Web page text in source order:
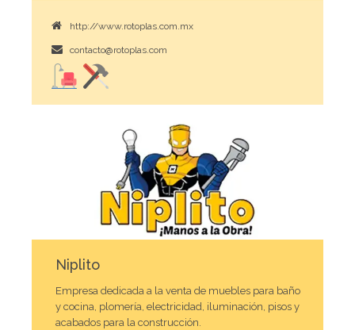
http://www.rotoplas.com.mx
contacto@rotoplas.com
Niplito
Empresa dedicada a la venta de muebles para baño
y cocina, plomería, electricidad, iluminación, pisos y
acabados para la construcción.